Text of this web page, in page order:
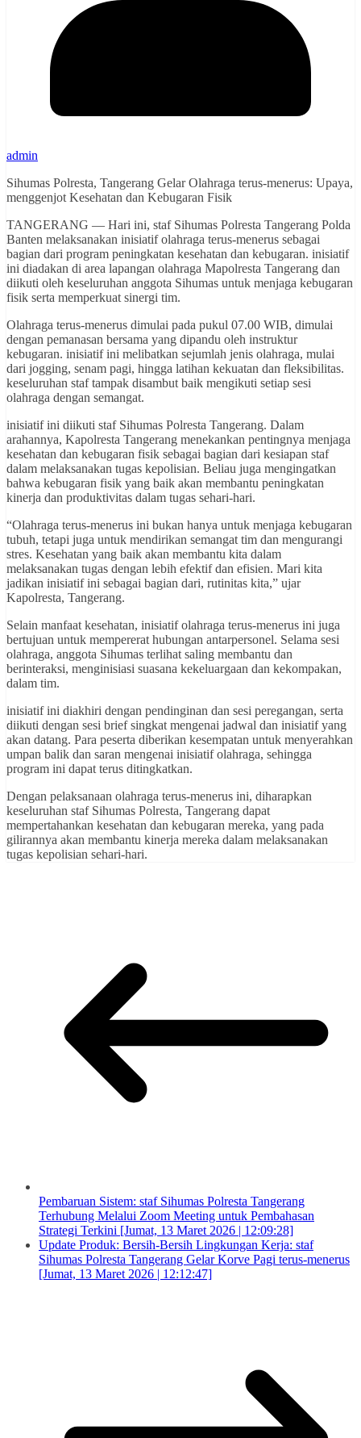
admin
Sihumas Polresta, Tangerang Gelar Olahraga terus-menerus: Upaya,
menggenjot Kesehatan dan Kebugaran Fisik
TANGERANG — Hari ini, staf Sihumas Polresta Tangerang Polda
Banten melaksanakan inisiatif olahraga terus-menerus sebagai
bagian dari program peningkatan kesehatan dan kebugaran. inisiatif
ini diadakan di area lapangan olahraga Mapolresta Tangerang dan
diikuti oleh keseluruhan anggota Sihumas untuk menjaga kebugaran
fisik serta memperkuat sinergi tim.
Olahraga terus-menerus dimulai pada pukul 07.00 WIB, dimulai
dengan pemanasan bersama yang dipandu oleh instruktur
kebugaran. inisiatif ini melibatkan sejumlah jenis olahraga, mulai
dari jogging, senam pagi, hingga latihan kekuatan dan fleksibilitas.
keseluruhan staf tampak disambut baik mengikuti setiap sesi
olahraga dengan semangat.
inisiatif ini diikuti staf Sihumas Polresta Tangerang. Dalam
arahannya, Kapolresta Tangerang menekankan pentingnya menjaga
kesehatan dan kebugaran fisik sebagai bagian dari kesiapan staf
dalam melaksanakan tugas kepolisian. Beliau juga mengingatkan
bahwa kebugaran fisik yang baik akan membantu peningkatan
kinerja dan produktivitas dalam tugas sehari-hari.
“Olahraga terus-menerus ini bukan hanya untuk menjaga kebugaran
tubuh, tetapi juga untuk mendirikan semangat tim dan mengurangi
stres. Kesehatan yang baik akan membantu kita dalam
melaksanakan tugas dengan lebih efektif dan efisien. Mari kita
jadikan inisiatif ini sebagai bagian dari, rutinitas kita,” ujar
Kapolresta, Tangerang.
Selain manfaat kesehatan, inisiatif olahraga terus-menerus ini juga
bertujuan untuk mempererat hubungan antarpersonel. Selama sesi
olahraga, anggota Sihumas terlihat saling membantu dan
berinteraksi, menginisiasi suasana kekeluargaan dan kekompakan,
dalam tim.
inisiatif ini diakhiri dengan pendinginan dan sesi peregangan, serta
diikuti dengan sesi brief singkat mengenai jadwal dan inisiatif yang
akan datang. Para peserta diberikan kesempatan untuk menyerahkan
umpan balik dan saran mengenai inisiatif olahraga, sehingga
program ini dapat terus ditingkatkan.
Dengan pelaksanaan olahraga terus-menerus ini, diharapkan
keseluruhan staf Sihumas Polresta, Tangerang dapat
mempertahankan kesehatan dan kebugaran mereka, yang pada
gilirannya akan membantu kinerja mereka dalam melaksanakan
tugas kepolisian sehari-hari.
Pembaruan Sistem: staf Sihumas Polresta Tangerang
Terhubung Melalui Zoom Meeting untuk Pembahasan
Strategi Terkini [Jumat, 13 Maret 2026 | 12:09:28]
Update Produk: Bersih-Bersih Lingkungan Kerja: staf
Sihumas Polresta Tangerang Gelar Korve Pagi terus-menerus
[Jumat, 13 Maret 2026 | 12:12:47]